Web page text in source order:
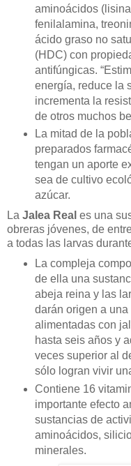
aminoácidos
fenilalamina,
ácido graso no
(HDC) con
antifúngicas.
energía, reduce la
incrementa la
de otros muchos
La mitad de la
preparados
tengan un aporte
sea de cultivo
azúcar.
La Jalea Real es una
obreras jóvenes, de
a todas las larvas
La compleja
de ella una
abeja reina y las
darán origen a
alimentadas con
hasta seis años y
veces superior al
sólo logran vivir
Contiene 16
importante efecto
sustancias de
aminoácidos,
minerales.